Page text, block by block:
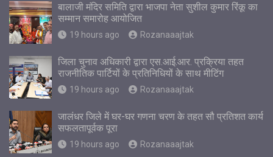
बालाजी मंदिर समिति द्वारा भाजपा नेता सुशील कुमार रिंकू का
सम्मान समारोह आयोजित
19 hours ago Rozanaaajtak
जिला चुनाव अधिकारी द्वारा एस.आई.आर. प्रक्रिया तहत
राजनीतिक पार्टियों के प्रतिनिधियों के साथ मीटिंग
19 hours ago Rozanaaajtak
जालंधर जिले में घर-घर गणना चरण के तहत सौ प्रतिशत कार्य
सफलतापूर्वक पूरा
19 hours ago Rozanaaajtak